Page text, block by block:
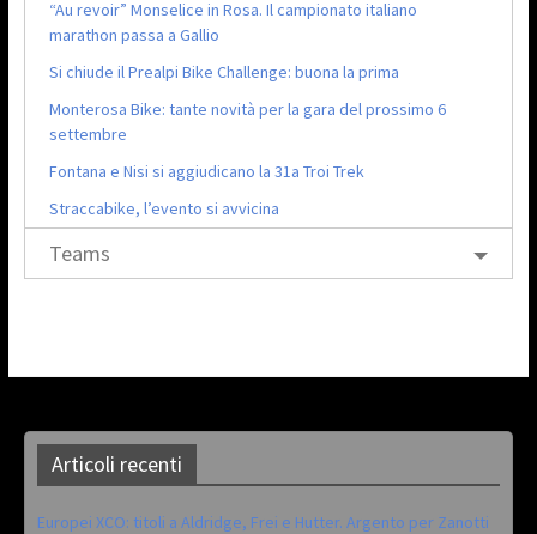
“Au revoir” Monselice in Rosa. Il campionato italiano
marathon passa a Gallio
Si chiude il Prealpi Bike Challenge: buona la prima
Monterosa Bike: tante novità per la gara del prossimo 6
settembre
Fontana e Nisi si aggiudicano la 31a Troi Trek
Straccabike, l’evento si avvicina
Teams
Articoli recenti
Europei XCO: titoli a Aldridge, Frei e Hutter. Argento per Zanotti